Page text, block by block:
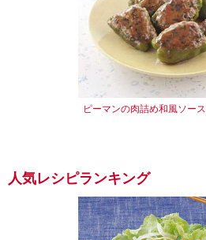
ピーマンの肉詰め和風ソース
人気レシピランキング